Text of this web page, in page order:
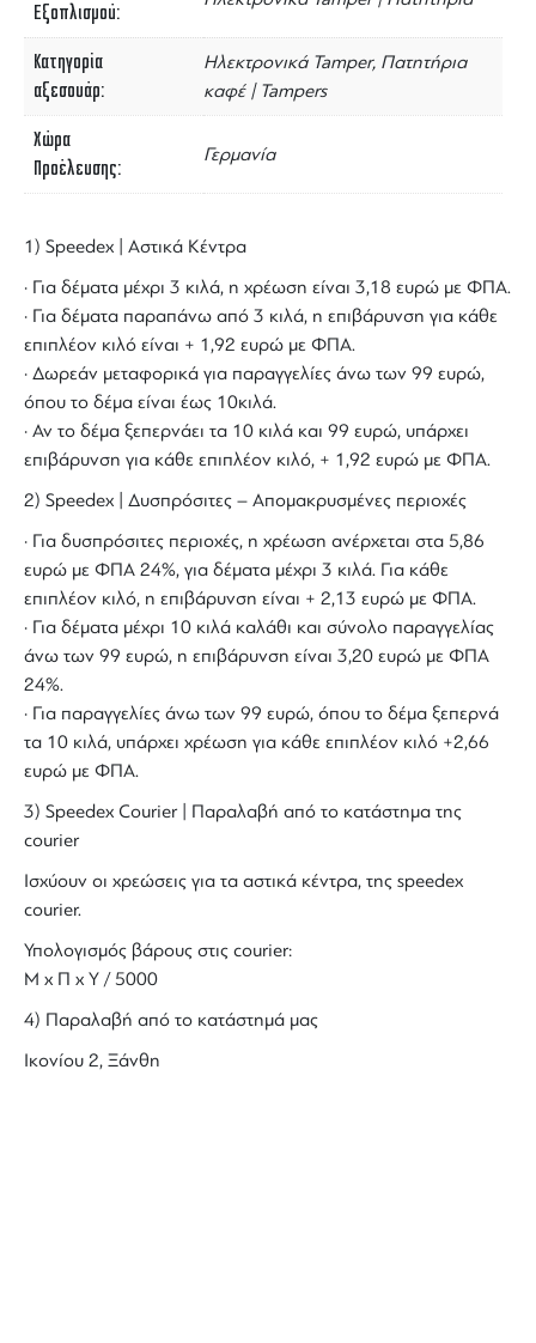
Εξοπλισμού
Κατηγορία
αξεσουάρ
Ηλεκτρονικά Tamper, Πατητήρια
καφέ | Tampers
Χώρα
Προέλευσης
Γερμανία
1) Speedex | Αστικά Κέντρα
· Για δέματα μέχρι 3 κιλά, η χρέωση είναι 3,18 ευρώ με ΦΠΑ.
· Για δέματα παραπάνω από 3 κιλά, η επιβάρυνση για κάθε
επιπλέον κιλό είναι + 1,92 ευρώ με ΦΠΑ.
· Δωρεάν μεταφορικά για παραγγελίες άνω των 99 ευρώ,
όπου το δέμα είναι έως 10κιλά.
· Αν το δέμα ξεπερνάει τα 10 κιλά και 99 ευρώ, υπάρχει
επιβάρυνση για κάθε επιπλέον κιλό, + 1,92 ευρώ με ΦΠΑ.
2) Speedex | Δυσπρόσιτες – Απομακρυσμένες περιοχές
· Για δυσπρόσιτες περιοχές, η χρέωση ανέρχεται στα 5,86
ευρώ με ΦΠΑ 24%, για δέματα μέχρι 3 κιλά. Για κάθε
επιπλέον κιλό, η επιβάρυνση είναι + 2,13 ευρώ με ΦΠΑ.
· Για δέματα μέχρι 10 κιλά καλάθι και σύνολο παραγγελίας
άνω των 99 ευρώ, η επιβάρυνση είναι 3,20 ευρώ με ΦΠΑ
24%.
· Για παραγγελίες άνω των 99 ευρώ, όπου το δέμα ξεπερνά
τα 10 κιλά, υπάρχει χρέωση για κάθε επιπλέον κιλό +2,66
ευρώ με ΦΠΑ.
3) Speedex Courier | Παραλαβή από το κατάστημα της
courier
Ισχύουν οι χρεώσεις για τα αστικά κέντρα, της speedex
courier.
Υπολογισμός βάρους στις courier:
Μ x Π x Y / 5000
4) Παραλαβή από το κατάστημά μας
Ικονίου 2, Ξάνθη